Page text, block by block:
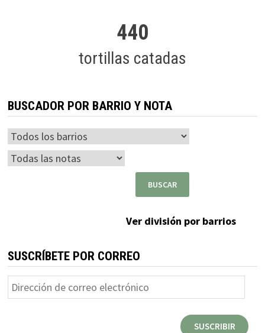
440
tortillas catadas
BUSCADOR POR BARRIO Y NOTA
Ver división por barrios
SUSCRÍBETE POR CORREO
Dirección
de
SUSCRIBIR